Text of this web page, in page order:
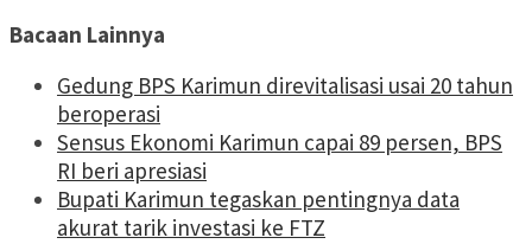
Bacaan Lainnya
Gedung BPS Karimun direvitalisasi usai 20 tahun
beroperasi
Sensus Ekonomi Karimun capai 89 persen, BPS
RI beri apresiasi
Bupati Karimun tegaskan pentingnya data
akurat tarik investasi ke FTZ